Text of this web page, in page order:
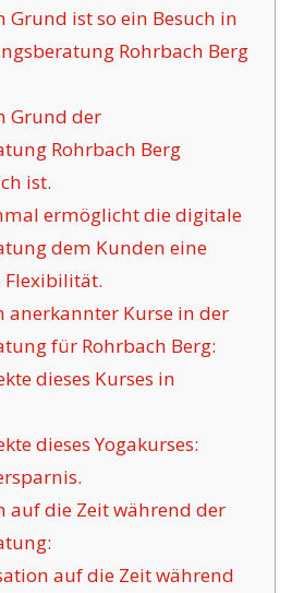
Grund ist so ein Besuch in
Rohrbach Berg
Grund der
Rohrbach Berg
ist.
ermöglicht die digitale
dem Kunden eine
Flexibilität.
anerkannter Kurse in der
für Rohrbach Berg:
dieses Kurses in
dieses Yogakurses:
auf die Zeit während der
auf die Zeit während